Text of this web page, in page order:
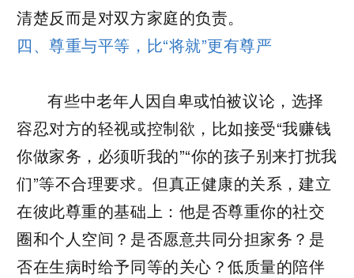
清楚反而是对双方家庭的负责。
四、尊重与平等，比“将就”更有尊严
有些中老年人因自卑或怕被议论，选择
容忍对方的轻视或控制欲，比如接受“我赚钱
你做家务，必须听我的”“你的孩子别来打扰我
们”等不合理要求。但真正健康的关系，建立
在彼此尊重的基础上：他是否尊重你的社交
圈和个人空间？是否愿意共同分担家务？是
否在生病时给予同等的关心？低质量的陪伴